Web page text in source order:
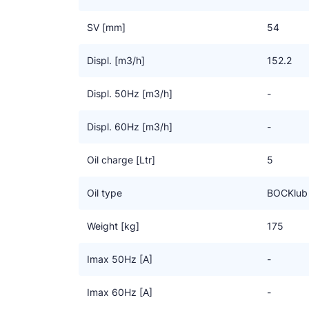
SV [mm] 54
Displ. [m3/h] 152.2
Displ. 50Hz [m3/h] -
Displ. 60Hz [m3/h] -
Oil charge [Ltr] 5
Oil type
Weight [kg] 175
Imax 50Hz [A] -
Imax 60Hz [A] -